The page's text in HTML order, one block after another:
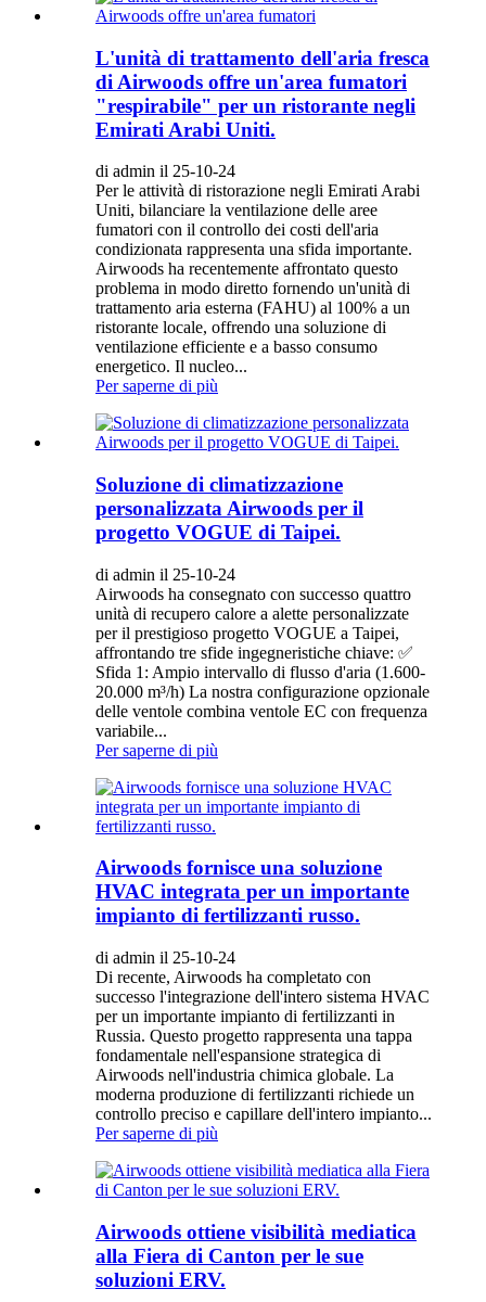
L'unità di trattamento dell'aria fresca
di Airwoods offre un'area fumatori
"respirabile" per un ristorante negli
Emirati Arabi Uniti.
di admin il 25-10-24
Per le attività di ristorazione negli Emirati Arabi
Uniti, bilanciare la ventilazione delle aree
fumatori con il controllo dei costi dell'aria
condizionata rappresenta una sfida importante.
Airwoods ha recentemente affrontato questo
problema in modo diretto fornendo un'unità di
trattamento aria esterna (FAHU) al 100% a un
ristorante locale, offrendo una soluzione di
ventilazione efficiente e a basso consumo
energetico. Il nucleo...
Per saperne di più
Soluzione di climatizzazione
personalizzata Airwoods per il
progetto VOGUE di Taipei.
di admin il 25-10-24
Airwoods ha consegnato con successo quattro
unità di recupero calore a alette personalizzate
per il prestigioso progetto VOGUE a Taipei,
affrontando tre sfide ingegneristiche chiave: ✅
Sfida 1: Ampio intervallo di flusso d'aria (1.600-
20.000 m³/h) La nostra configurazione opzionale
delle ventole combina ventole EC con frequenza
variabile...
Per saperne di più
Airwoods fornisce una soluzione
HVAC integrata per un importante
impianto di fertilizzanti russo.
di admin il 25-10-24
Di recente, Airwoods ha completato con
successo l'integrazione dell'intero sistema HVAC
per un importante impianto di fertilizzanti in
Russia. Questo progetto rappresenta una tappa
fondamentale nell'espansione strategica di
Airwoods nell'industria chimica globale. La
moderna produzione di fertilizzanti richiede un
controllo preciso e capillare dell'intero impianto...
Per saperne di più
Airwoods ottiene visibilità mediatica
alla Fiera di Canton per le sue
soluzioni ERV.